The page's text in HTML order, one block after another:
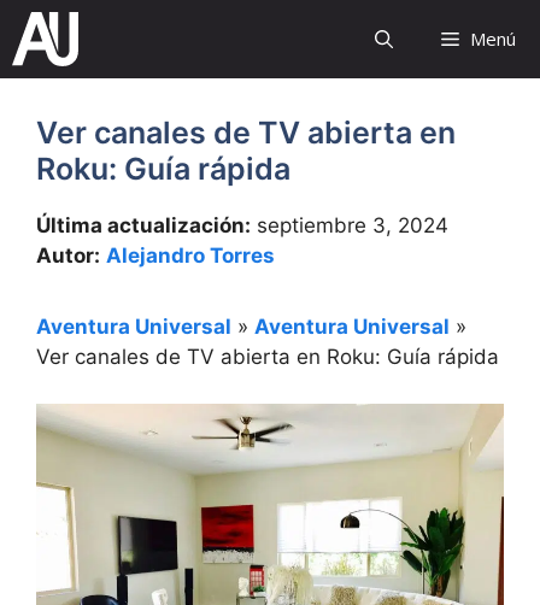
Saltar
contenido
Menú
Ver canales de TV abierta en
Roku: Guía rápida
Última actualización: septiembre 3, 2024
Autor: Alejandro Torres
Aventura Universal » Aventura Universal »
Ver canales de TV abierta en Roku: Guía rápida